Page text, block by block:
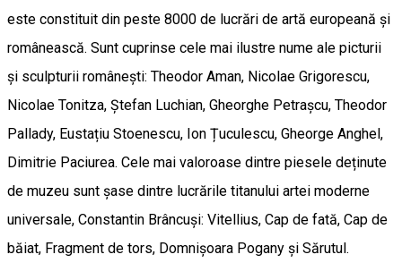
este constituit din peste 8000 de lucrări de artă europeană și
românească. Sunt cuprinse cele mai ilustre nume ale picturii
și sculpturii românești: Theodor Aman, Nicolae Grigorescu,
Nicolae Tonitza, Ștefan Luchian, Gheorghe Petrașcu, Theodor
Pallady, Eustațiu Stoenescu, Ion Țuculescu, Gheorge Anghel,
Dimitrie Paciurea. Cele mai valoroase dintre piesele deținute
de muzeu sunt șase dintre lucrările titanului artei moderne
universale, Constantin Brâncuși: Vitellius, Cap de fată, Cap de
băiat, Fragment de tors, Domnișoara Pogany și Sărutul.